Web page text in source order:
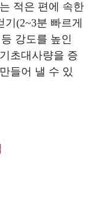
적은 편에 속한
(2~3분 빠르게
강도를 높인
초대사량을 증
들어 낼 수 있